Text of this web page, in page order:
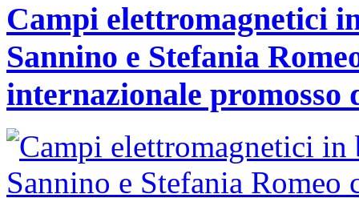
Campi elettromagnetici
Sannino e Stefania
internazionale promosso